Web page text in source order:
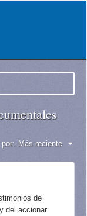
Más reciente
de
del accionar